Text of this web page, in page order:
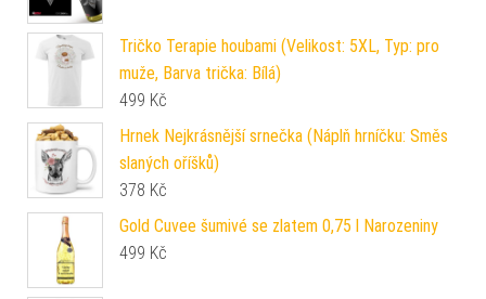
Tričko Terapie houbami (Velikost: 5XL, Typ: pro
muže, Barva trička: Bílá)
499 Kč
Hrnek Nejkrásnější srnečka (Náplň hrníčku: Směs
slaných oříšků)
378 Kč
Gold Cuvee šumivé se zlatem 0,75 l Narozeniny
499 Kč